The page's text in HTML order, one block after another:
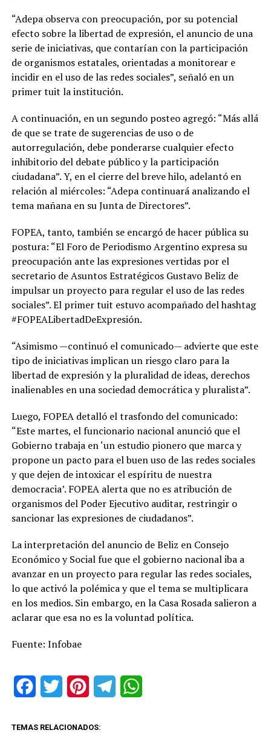
“Adepa observa con preocupación, por su potencial
efecto sobre la libertad de expresión, el anuncio de una
serie de iniciativas, que contarían con la participación
de organismos estatales, orientadas a monitorear e
incidir en el uso de las redes sociales”, señaló en un
primer tuit la institución.
A continuación, en un segundo posteo agregó: “Más allá
de que se trate de sugerencias de uso o de
autorregulación, debe ponderarse cualquier efecto
inhibitorio del debate público y la participación
ciudadana”. Y, en el cierre del breve hilo, adelantó en
relación al miércoles: “Adepa continuará analizando el
tema mañana en su Junta de Directores”.
FOPEA, tanto, también se encargó de hacer pública su
postura: “El Foro de Periodismo Argentino expresa su
preocupación ante las expresiones vertidas por el
secretario de Asuntos Estratégicos Gustavo Beliz de
impulsar un proyecto para regular el uso de las redes
sociales”. El primer tuit estuvo acompañado del hashtag
#FOPEALibertadDeExpresión.
“Asimismo —continuó el comunicado— advierte que este
tipo de iniciativas implican un riesgo claro para la
libertad de expresión y la pluralidad de ideas, derechos
inalienables en una sociedad democrática y pluralista”.
Luego, FOPEA detalló el trasfondo del comunicado:
“Este martes, el funcionario nacional anunció que el
Gobierno trabaja en ‘un estudio pionero que marca y
propone un pacto para el buen uso de las redes sociales
y que dejen de intoxicar el espíritu de nuestra
democracia’. FOPEA alerta que no es atribución de
organismos del Poder Ejecutivo auditar, restringir o
sancionar las expresiones de ciudadanos”.
La interpretación del anuncio de Beliz en Consejo
Económico y Social fue que el gobierno nacional iba a
avanzar en un proyecto para regular las redes sociales,
lo que activó la polémica y que el tema se multiplicara
en los medios. Sin embargo, en la Casa Rosada salieron a
aclarar que esa no es la voluntad política.
Fuente: Infobae
FacebookTwitter PinterestTelegram
TEMAS RELACIONADOS: